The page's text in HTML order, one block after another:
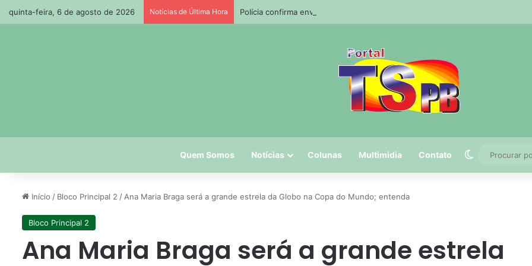
quinta-feira, 6 de agosto de 2026 Notícias de Última Hora Polícia confirma envenenamento de mais de 200 cães e gatos em cidade da
Quem Somos Notícias Colunas Multimidia Contato Switch skin
Início / Bloco Principal 2 / Ana Maria Braga será a grande estrela da Globo na Copa do Mundo; entenda
Bloco Principal 2
Ana Maria Braga será a grande estrela